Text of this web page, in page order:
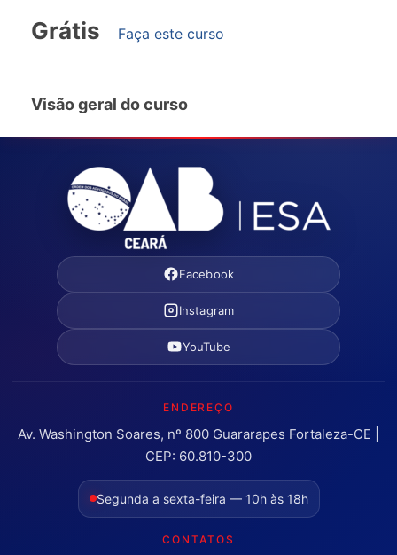
Grátis Faça este curso
Visão geral do curso
Facebook
Instagram
YouTube
ENDEREÇO
Av. Washington Soares, nº 800 Guararapes Fortaleza-CE |
CEP: 60.810-300
Segunda a sexta-feira — 10h às 18h
CONTATOS